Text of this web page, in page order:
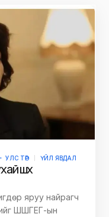
УЛС ТӨР ҮЙЛ ЯВДАЛ
шүүх
яруу найрагч
ШШГЕГ-ын